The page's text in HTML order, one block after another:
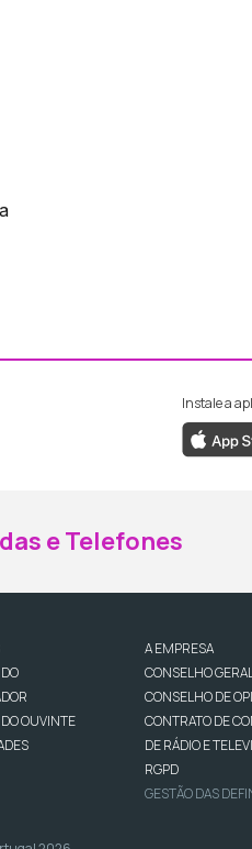
da RTP
Instagram da
Instale a
e Telefones
OUVINTE
A EMPRESA
CONSELHO
CONSELHO DE
CONTRATO DE
DE RÁDIO E
RGPD
GESTÃO DAS